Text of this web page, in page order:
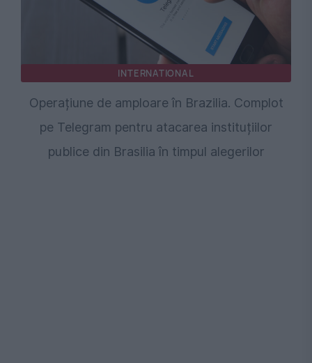
INTERNATIONAL
Operațiune de amploare în Brazilia. Complot
pe Telegram pentru atacarea instituțiilor
publice din Brasilia în timpul alegerilor